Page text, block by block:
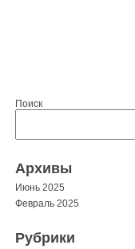
Поиск
Архивы
Июнь 2025
Февраль 2025
Рубрики